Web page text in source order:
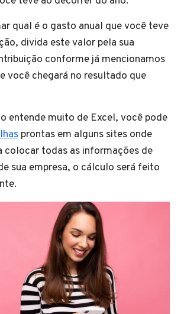
qual é o gasto anual que você teve
divida este valor pela sua
conforme já mencionamos
você chegará no resultado que
entende muito de Excel, você pode
prontas em alguns sites onde
colocar todas as informações de
sua empresa, o cálculo será feito